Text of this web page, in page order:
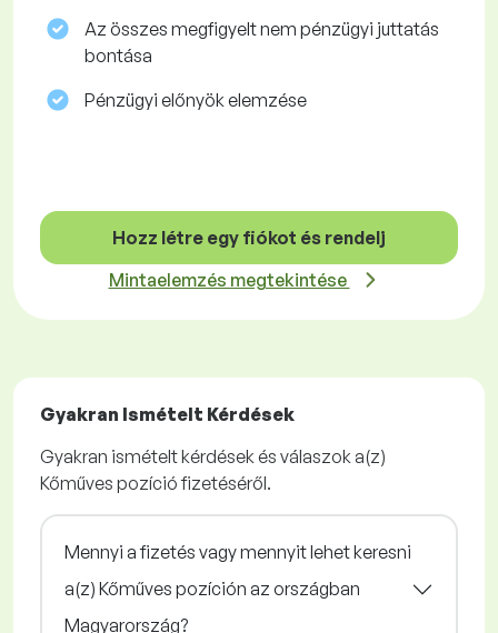
Az összes megfigyelt nem pénzügyi juttatás
bontása
Pénzügyi előnyök elemzése
Hozz létre egy fiókot és rendelj
Mintaelemzés megtekintése
Gyakran Ismételt Kérdések
Gyakran ismételt kérdések és válaszok a(z)
Kőműves pozíció fizetéséről.
Mennyi a fizetés vagy mennyit lehet keresni
a(z) Kőműves pozíción az országban
Magyarország?